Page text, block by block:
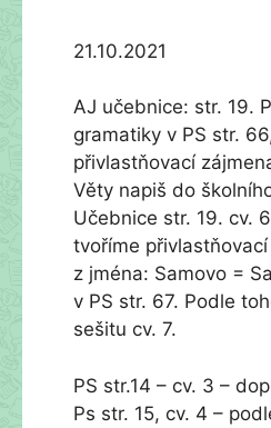
21.10.2021
AJ učebnice: str. 19.
gramatiky v PS str.
přivlastňovací
Věty napiš do
Učebnice str. 19. cv.
tvoříme
z jména: Samovo =
v PS str. 67. Podle
sešitu cv. 7.
PS str.14 – cv. 3 –
Ps str. 15, cv. 4 –